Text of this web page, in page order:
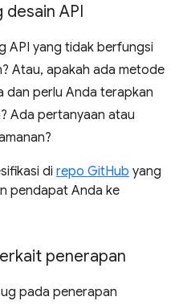
API
API yang tidak berfungsi
Atau, apakah ada metode
perlu Anda terapkan
Ada pertanyaan atau
di repo GitHub yang
pendapat Anda ke
penerapan
pada penerapan